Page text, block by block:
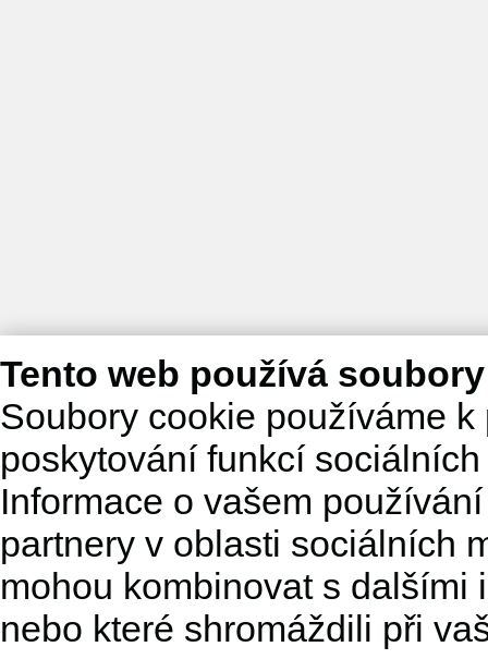
Tento web používá
Soubory cookie používáme
poskytování funkcí
Informace o vašem
partnery v oblasti sociálních
mohou kombinovat s dalšími
nebo které shromáždili při